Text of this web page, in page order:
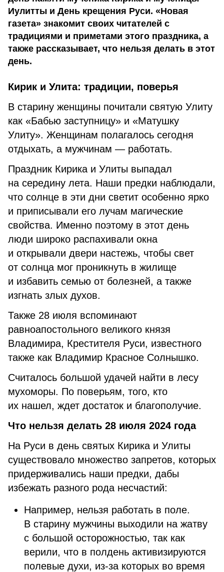
Иулитты и День крещения Руси. «Новая
газета» знакомит своих читателей с
традициями и приметами этого праздника, а
также рассказывает, что нельзя делать в этот
день.
Кирик и Улита: традиции, поверья
В старину женщины почитали святую Улиту
как «Бабью заступницу» и «Матушку
Улиту». Женщинам полагалось сегодня
отдыхать, а мужчинам — работать.
Праздник Кирика и Улиты выпадал
на середину лета. Наши предки наблюдали,
что солнце в эти дни светит особенно ярко
и приписывали его лучам магические
свойства. Именно поэтому в этот день
люди широко распахивали окна
и открывали двери настежь, чтобы свет
от солнца мог проникнуть в жилище
и избавить семью от болезней, а также
изгнать злых духов.
Также 28 июля вспоминают
равноапостольного великого князя
Владимира, Крестителя Руси, известного
также как Владимир Красное Солнышко.
Считалось большой удачей найти в лесу
мухоморы. По поверьям, того, кто
их нашел, ждет достаток и благополучие.
Что нельзя делать 28 июля 2024 года
На Руси в день святых Кирика и Улиты
существовало множество запретов, которых
придерживались наши предки, дабы
избежать разного рода несчастий:
Например, нельзя работать в поле.
В старину мужчины выходили на жатву
с большой осторожностью, так как
верили, что в полдень активизируются
полевые духи, из-за которых во время